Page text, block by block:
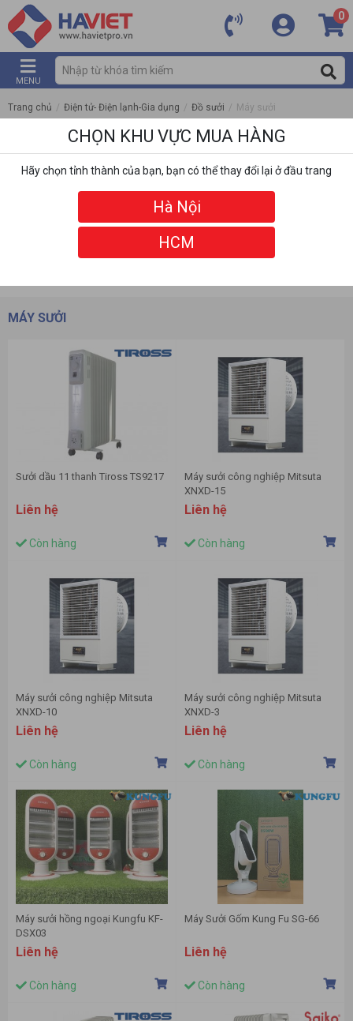
0
MENU
Trang chủ / Điện tử- Điện lạnh-Gia dụng / Đồ sưởi / Máy sưởi
MÁY SƯỞI
Sưởi dầu 11 thanh Tiross TS9217
Liên hệ
Còn hàng
Máy sưởi công nghiệp Mitsuta
XNXD-15
Liên hệ
Còn hàng
Máy sưởi công nghiệp Mitsuta
XNXD-10
Liên hệ
Còn hàng
Máy sưởi công nghiệp Mitsuta
XNXD-3
Liên hệ
Còn hàng
Máy sưởi hồng ngoại Kungfu KF-
DSX03
Liên hệ
Còn hàng
Máy Sưởi Gốm Kung Fu SG-66
Liên hệ
Còn hàng
CHỌN KHU VỰC MUA HÀNG
Hãy chọn tỉnh thành của bạn, bạn có thể thay đổi lại ở đầu trang
Hà Nội
HCM